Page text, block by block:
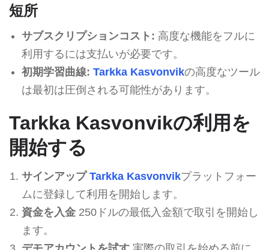
短所
サブスクリプションコスト: 高度な機能をフルに
利用するには支払いが必要です。
初期学習曲線: Tarkka Kasvonvikの高度なツール
は最初は圧倒される可能性があります。
Tarkka Kasvonvikの利用を
開始する
サインアップ Tarkka Kasvonvikプラットフォー
ムに登録して利用を開始します。
資金を入金250ドルの最低入金額で取引を開始し
ます。